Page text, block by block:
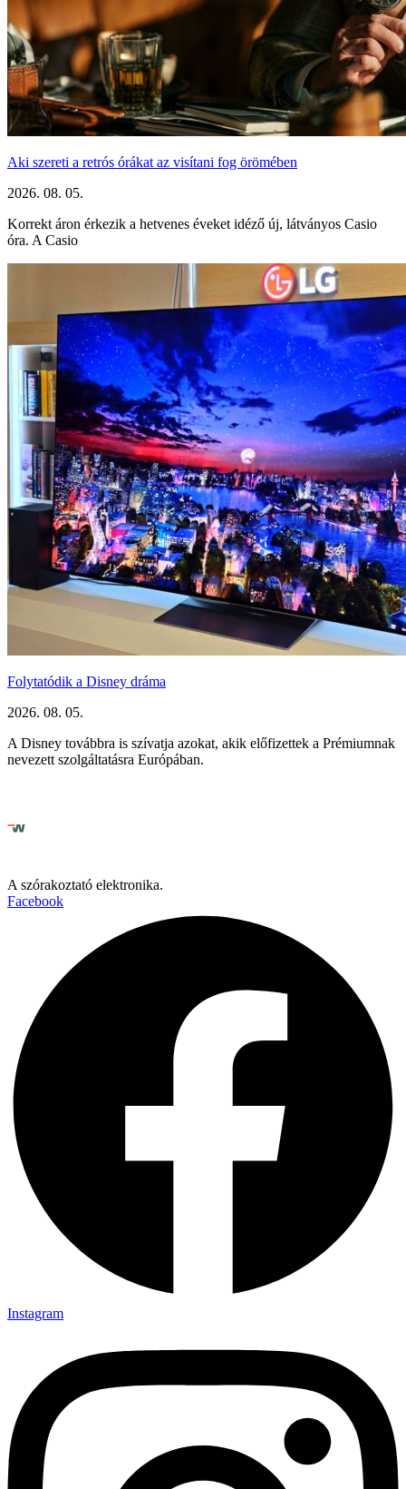
Aki szereti a retrós órákat az visítani fog örömében
2026. 08. 05.
Korrekt áron érkezik a hetvenes éveket idéző új, látványos Casio
óra. A Casio
Folytatódik a Disney dráma
2026. 08. 05.
A Disney továbbra is szívatja azokat, akik előfizettek a Prémiumnak
nevezett szolgáltatásra Európában.
A szórakoztató elektronika.
Facebook
Instagram